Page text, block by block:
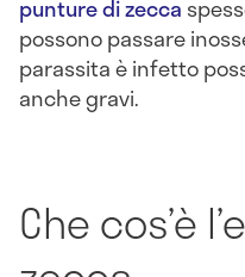
punture di zecca
possono passare
parassita è infetto
anche gravi.
Che cos’è